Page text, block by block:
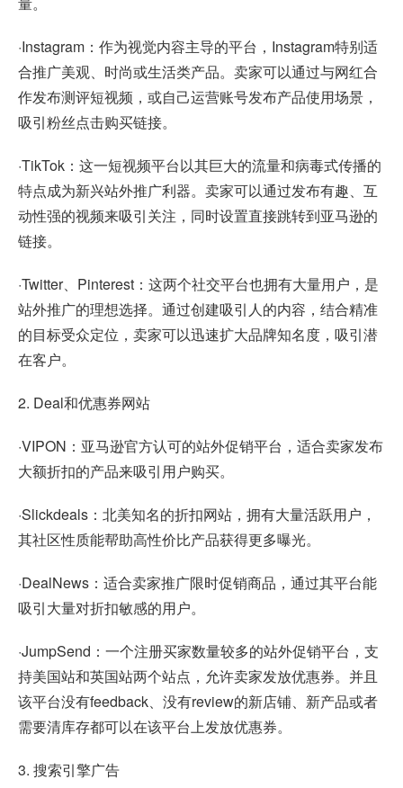
·Instagram：作为视觉内容主导的平台，Instagram特别适
合推广美观、时尚或生活类产品。卖家可以通过与网红合
作发布测评短视频，或自己运营账号发布产品使用场景，
吸引粉丝点击购买链接。
·TikTok：这一短视频平台以其巨大的流量和病毒式传播的
特点成为新兴站外推广利器。卖家可以通过发布有趣、互
动性强的视频来吸引关注，同时设置直接跳转到亚马逊的
链接。
·Twitter、Pinterest：这两个社交平台也拥有大量用户，是
站外推广的理想选择。通过创建吸引人的内容，结合精准
的目标受众定位，卖家可以迅速扩大品牌知名度，吸引潜
在客户。
2. Deal和优惠券网站
·VIPON：亚马逊官方认可的站外促销平台，适合卖家发布
大额折扣的产品来吸引用户购买。
·Slickdeals：北美知名的折扣网站，拥有大量活跃用户，
其社区性质能帮助高性价比产品获得更多曝光。
·DealNews：适合卖家推广限时促销商品，通过其平台能
吸引大量对折扣敏感的用户。
·JumpSend：一个注册买家数量较多的站外促销平台，支
持美国站和英国站两个站点，允许卖家发放优惠券。并且
该平台没有feedback、没有review的新店铺、新产品或者
需要清库存都可以在该平台上发放优惠券。
3. 搜索引擎广告